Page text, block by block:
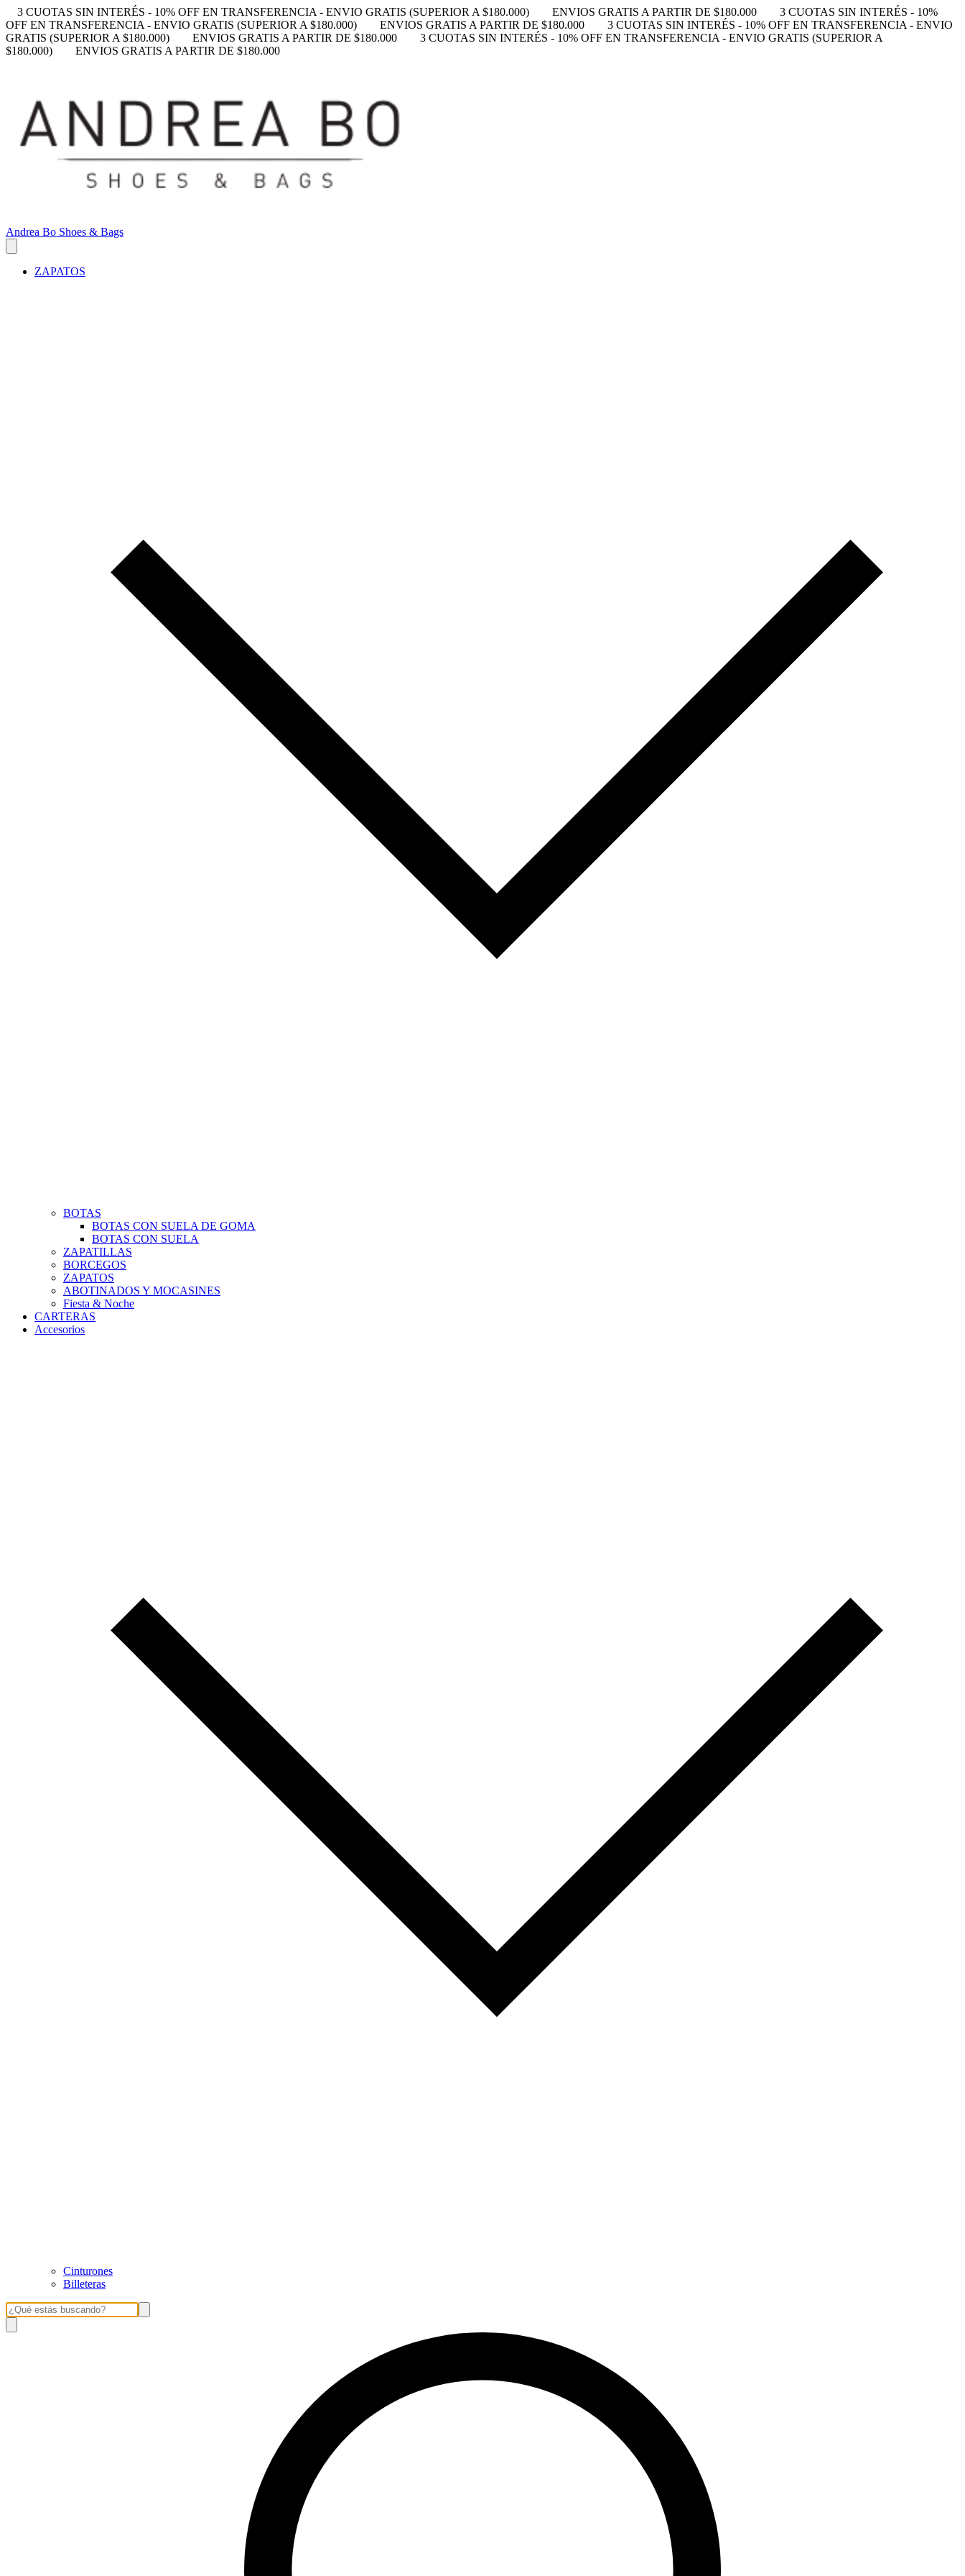
3 CUOTAS SIN INTERÉS - 10% OFF EN TRANSFERENCIA - ENVIO GRATIS (SUPERIOR A $180.000) ENVIOS GRATIS A PARTIR DE $180.000
3 CUOTAS SIN INTERÉS - 10%
OFF EN TRANSFERENCIA - ENVIO GRATIS (SUPERIOR A $180.000)
ENVIOS GRATIS A PARTIR DE $180.000
3 CUOTAS SIN INTERÉS - 10% OFF EN TRANSFERENCIA - ENVIO
GRATIS (SUPERIOR A $180.000)
ENVIOS GRATIS A PARTIR DE $180.000
3 CUOTAS SIN INTERÉS - 10% OFF EN TRANSFERENCIA - ENVIO GRATIS (SUPERIOR A
$180.000)
ENVIOS GRATIS A PARTIR DE $180.000
Andrea Bo Shoes & Bags
ZAPATOS
BOTAS
BOTAS CON SUELA DE GOMA
BOTAS CON SUELA
ZAPATILLAS
BORCEGOS
ZAPATOS
ABOTINADOS Y MOCASINES
Fiesta & Noche
CARTERAS
Accesorios
Cinturones
Billeteras